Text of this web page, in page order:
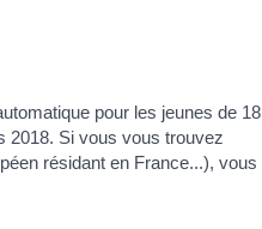
pour les jeunes de 18
2018. Si vous vous trouvez
résidant en France...), vous